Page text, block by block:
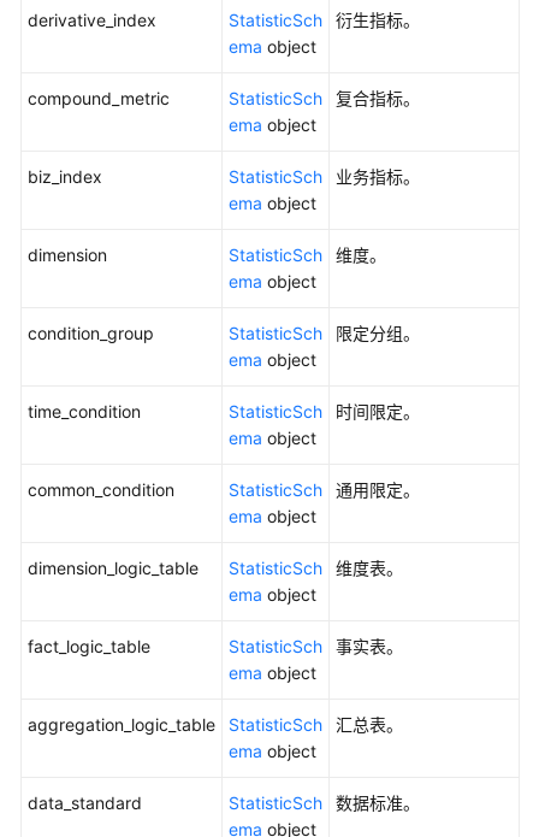
概
统
息
建
计
-
derivative_index
StatisticSch
ema object
衍生指标。
compound_metric
StatisticSch
ema object
复合指标。
biz_index
StatisticSch
ema object
业务指标。
dimension
StatisticSch
ema object
维度。
condition_group
StatisticSch
ema object
限定分组。
time_condition
StatisticSch
ema object
时间限定。
common_condition
StatisticSch
ema object
通用限定。
dimension_logic_table
StatisticSch
ema object
维度表。
fact_logic_table
StatisticSch
ema object
事实表。
aggregation_logic_table
StatisticSch
ema object
汇总表。
data_standard
StatisticSch
ema object
数据标准。